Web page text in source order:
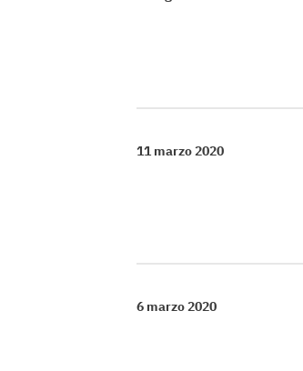
11 marzo 2020
6 marzo 2020